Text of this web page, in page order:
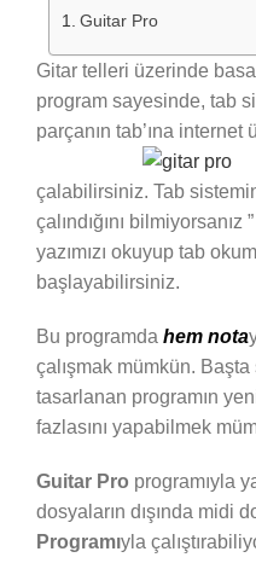
Guitar Pro
Gitar telleri üzerinde
program sayesinde, tab
parçanın tab’ına
çalabilirsiniz. Tab
çalındığını bilmiyorsanız ”
yazımızı okuyup tab
başlayabilirsiniz.
Bu programda hem nota
çalışmak mümkün.
tasarlanan programın
fazlasını yapabilmek
Guitar Pro programıyla
dosyaların dışında midi
Programıyla